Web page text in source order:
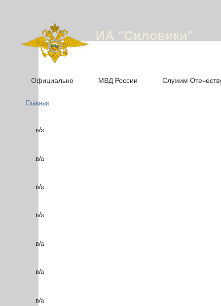
ИА "Силовики"
Официально МВД России Служим
Главная
n/a
n/a
n/a
n/a
n/a
n/a
n/a